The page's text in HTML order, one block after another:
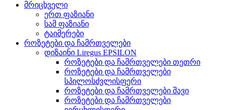
მრიცხველი
ერთ ფაზიანი
სამ ფაზიანი
ტაიმერები
როზეტები და ჩამრთველები
დიზაინი Liregus EPSILON
როზეტები და ჩამრთველები თეთრი
როზეტები და ჩამრთველები
სპილოსძვლისფერი
როზეტები და ჩამრთველები შავი
როზეტები და ჩამრთველები